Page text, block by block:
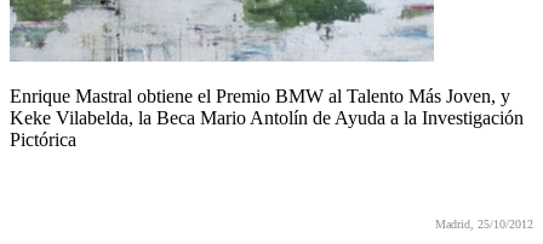
Enrique Mastral obtiene el Premio BMW al Talento Más Joven, y
Keke Vilabelda, la Beca Mario Antolín de Ayuda a la Investigación
Pictórica
Madrid, 25/10/2012